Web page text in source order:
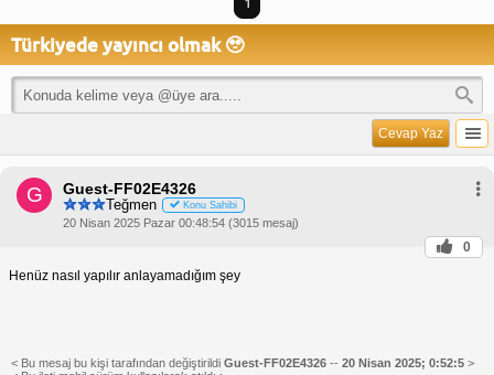
Türkiyede yayıncı olmak 🥹
Cevap Yaz
G Guest-FF02E4326
Teğmen Konu Sahibi
20 Nisan 2025 Pazar 00:48:54 (3015 mesaj)
0
Henüz nasıl yapılır anlayamadığım şey
< Bu mesaj bu kişi tarafından değiştirildi Guest-FF02E4326 -- 20 Nisan 2025; 0:52:5 >